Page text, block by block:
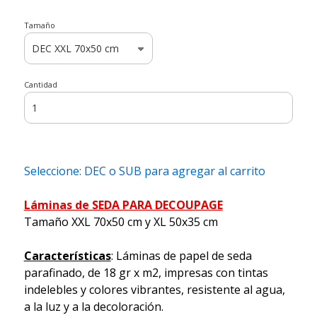
Tamaño
Cantidad
Seleccione: DEC o SUB para agregar al carrito
Láminas de SEDA PARA DECOUPAGE
Tamaño XXL 70x50 cm y XL 50x35 cm
Características: Láminas de papel de seda
parafinado, de 18 gr x m2, impresas con tintas
indelebles y colores vibrantes, resistente al agua,
a la luz y a la decoloración.